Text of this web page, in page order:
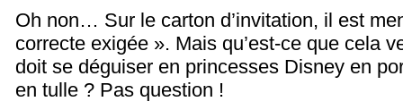
Oh non… Sur le carton d’invitation, il est
correcte exigée ». Mais qu’est-ce que cela
doit se déguiser en princesses Disney en
en tulle ? Pas question !